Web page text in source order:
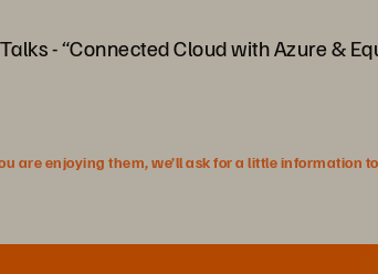
- “Connected Cloud with Azure &
are enjoying them, we’ll ask for a little information